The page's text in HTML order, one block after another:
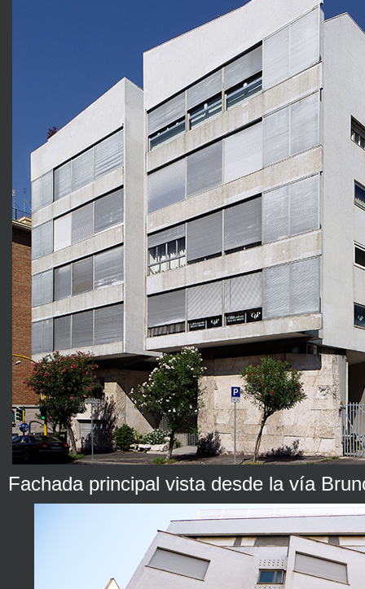
Fachada principal vista desde la vía